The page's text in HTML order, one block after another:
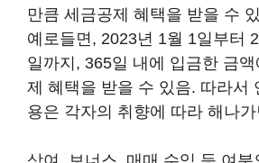
만큼 세금공제 혜택을 받을 수
예로들면, 2023년 1월 1일부터
일까지, 365일 내에 입금한 금
제 혜택을 받을 수 있음. 따라서
용은 각자의 취향에 따라 해나